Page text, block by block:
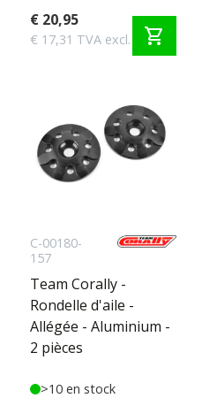
€ 20,95
€ 17,31 TVA excl. shopping_cart
C-00180-
157
Team Corally -
Rondelle d'aile -
Allégée - Aluminium -
2 pièces
>10 en stock